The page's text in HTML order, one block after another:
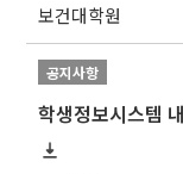
보건대학원
공지사항